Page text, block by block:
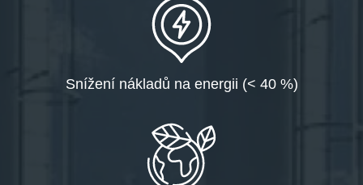
Snížení nákladů na energii (< 40 %)